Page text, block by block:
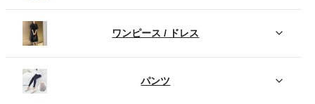
ワンピース / ドレス
パンツ